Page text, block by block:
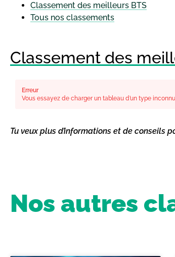
Classement des meilleurs BTS
Tous nos classements
Classement des
Erreur
Vous essayez de charger un tableau d’un type
Tu veux plus d’informations et de conseils
Nos autres